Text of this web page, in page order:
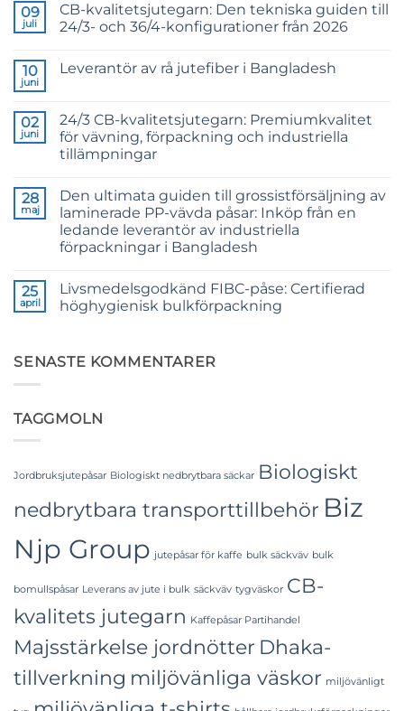
09
juli
CB-kvalitetsjutegarn: Den tekniska guiden till
24/3- och 36/4-konfigurationer från 2026
till
Yarn:
The
Technical
2026
Guide
and
36/4
Configurations
10
juni
Leverantör av rå jutefiber i Bangladesh
Raw
Jute
Fibre
Supplier
02
juni
24/3 CB-kvalitetsjutegarn: Premiumkvalitet
för vävning, förpackning och industriella
tillämpningar
till
24/3
CB
Grade
Jute
Yarn:
for
Weaving,
Packaging
28
maj
Den ultimata guiden till grossistförsäljning av
laminerade PP-vävda påsar: Inköp från en
ledande leverantör av industriella
förpackningar i Bangladesh
till
The
Ultimate
PP
Woven
from
Supplier
Bangladesh
25
april
Livsmedelsgodkänd FIBC-påse: Certifierad
höghygienisk bulkförpackning
Food
Grade
High-
SENASTE KOMMENTARER
TAGGMOLN
Jordbruksjutepåsar Biologiskt nedbrytbara säckar Biologiskt
nedbrytbara transporttillbehör Biz
Njp Group jutepåsar för kaffe bulk säckväv bulk
bomullspåsar Leverans av jute i bulk säckväv tygväskor CB-
kvalitets jutegarn Kaffepåsar Partihandel
Majsstärkelse jordnötter Dhaka-
tillverkning miljövänliga väskor miljövänligt